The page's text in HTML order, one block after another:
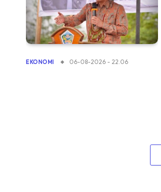
EKONOMI 06-08-2026 - 22.06